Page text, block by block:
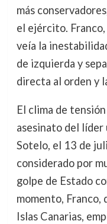
más
el ejército.
veía la
de izquierda y
directa al orden y
El clima de
asesinato del
Sotelo, el 13 de
considerado por
golpe de Estado
momento, Franco,
Islas Canarias,